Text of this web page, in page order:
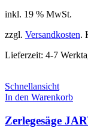
inkl. 19 % MwSt.
zzgl. Versandkosten.
Lieferzeit: 4-7
Schnellansicht
In den Warenkorb
Zerlegesäge